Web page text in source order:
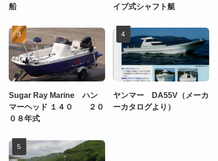
船 イブ式シャフト艇
Sugar Ray Marine ハン
マーヘッド １４０ ２０
０８年式
ヤンマー DA55V（メーカ
ーカタログより）